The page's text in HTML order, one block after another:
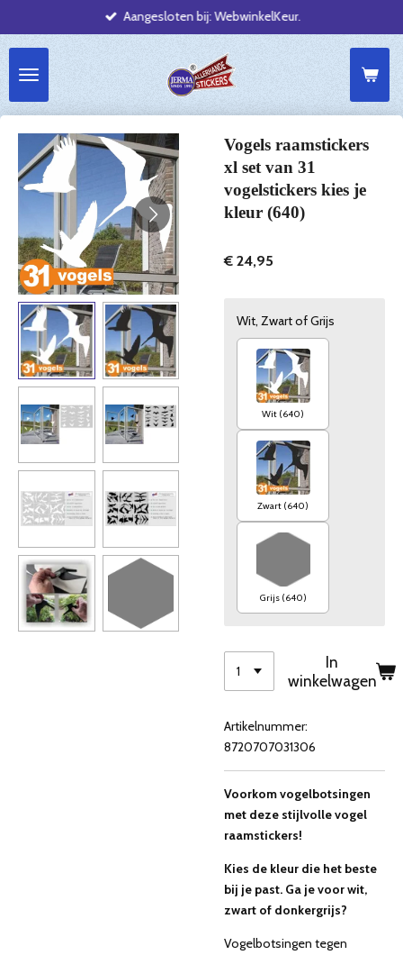
direct
de
hoofdinhoud
Aangesloten bij: WebwinkelKeur.
Vogels raamstickers
xl set van 31
vogelstickers kies je
kleur (640)
€ 24,95
Wit, Zwart of Grijs
Wit (640)
Zwart (640)
Grijs (640)
In
winkelwagen
Artikelnummer:
8720707031306
Voorkom vogelbotsingen
met deze stijlvolle vogel
raamstickers!
Kies de kleur die het beste
bij je past. Ga je voor wit,
zwart of donkergrijs?
Vogelbotsingen tegen